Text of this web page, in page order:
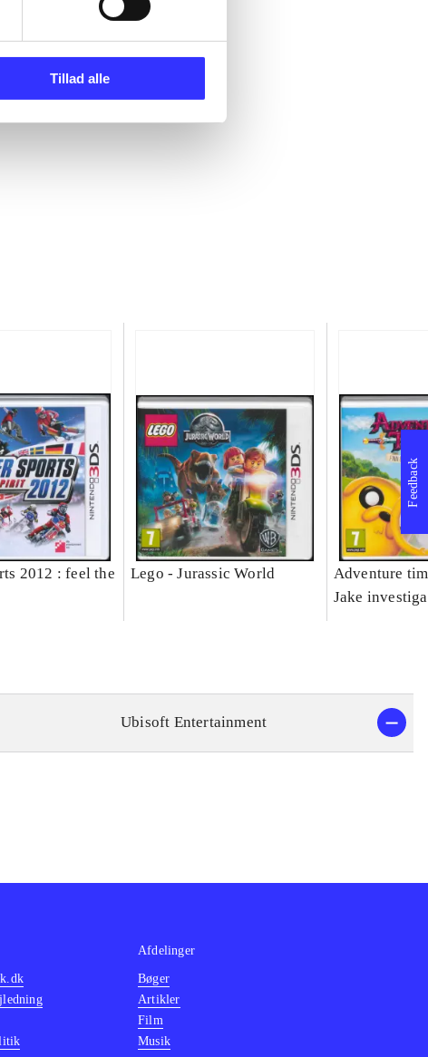
Tillad alle
2012 : feel the
Lego - Jurassic World
Adventure
Jake
Ubisoft Entertainment
Feedback
Afdelinger
Bøger
Artikler
Film
Musik